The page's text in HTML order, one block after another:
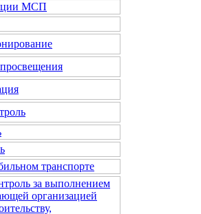
МСП
транспорте
за выполнением
организацией